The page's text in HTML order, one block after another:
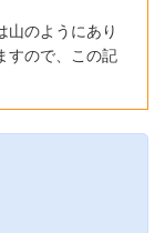
山のようにあり
すので、この記